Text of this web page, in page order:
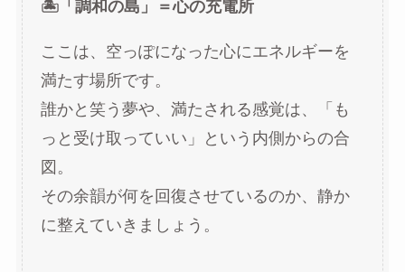
🏝️「調和の島」＝心の充電所
ここは、空っぽになった心にエネルギーを
満たす場所です。
誰かと笑う夢や、満たされる感覚は、「も
っと受け取っていい」という内側からの合
図。
その余韻が何を回復させているのか、静か
に整えていきましょう。